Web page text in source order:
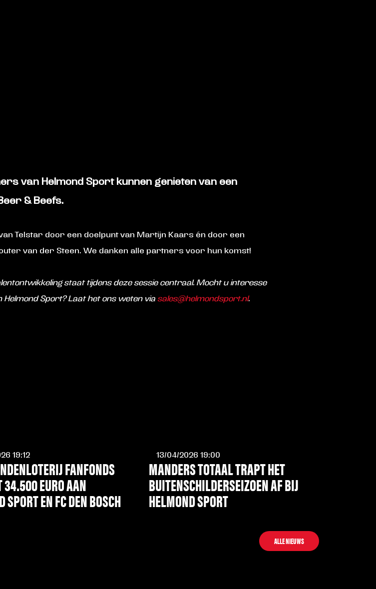
van Helmond Sport kunnen genieten van een
& Beefs.
Telstar door een doelpunt van Martijn Kaars én door een
van der Steen. We danken alle partners voor hun komst!
staat tijdens deze sessie centraal. Mocht u interesse
Sport? Laat het ons weten via sales@helmondsport.nl.
19:12
FANFONDS
34.500 EURO AAN
SPORT EN FC DEN BOSCH
13/04/2026 19:00
MANDERS TOTAAL TRAPT HET
BUITENSCHILDERSEIZOEN AF BIJ
HELMOND SPORT
ALLE NIEUWS